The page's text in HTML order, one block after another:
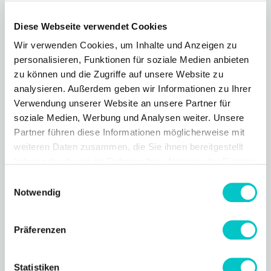
Diese Webseite verwendet Cookies
Wir verwenden Cookies, um Inhalte und Anzeigen zu
personalisieren, Funktionen für soziale Medien anbieten
zu können und die Zugriffe auf unsere Website zu
analysieren. Außerdem geben wir Informationen zu Ihrer
Verwendung unserer Website an unsere Partner für
soziale Medien, Werbung und Analysen weiter. Unsere
Partner führen diese Informationen möglicherweise mit
weiteren Daten zusammen, die Sie ihnen bereitgestellt
Notwendig
Präferenzen
Statistiken
Volle Kontrolle
Du bleibst Ansprechpartner:in für deine
Kunden. Manage deine Kundenprojekte mit
nur einem Account. Vergebe
Berechtigungen für effiziente Workflows.
Kostenoptimiert
Realisiere mit überschaubaren Ressourcen